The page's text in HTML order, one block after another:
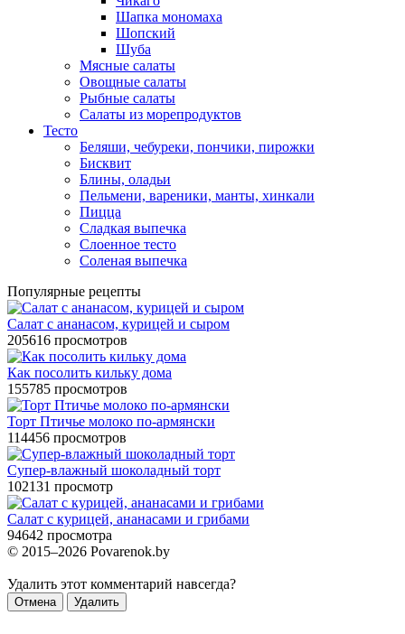
Шапка мономаха
Шопский
Шуба
Мясные салаты
Овощные салаты
Рыбные салаты
Салаты из морепродуктов
Тесто
Беляши, чебуреки, пончики, пирожки
Бисквит
Блины, оладьи
Пельмени, вареники, манты, хинкали
Пицца
Сладкая выпечка
Слоенное тесто
Соленая выпечка
Популярные рецепты
Салат с ананасом, курицей и сыром
205616 просмотров
Как посолить кильку дома
155785 просмотров
Торт Птичье молоко по-армянски
114456 просмотров
Супер-влажный шоколадный торт
102131 просмотр
Салат с курицей, ананасами и грибами
94642 просмотра
© 2015–2026 Povarenok.by
Удалить этот комментарий навсегда?
Отмена Удалить